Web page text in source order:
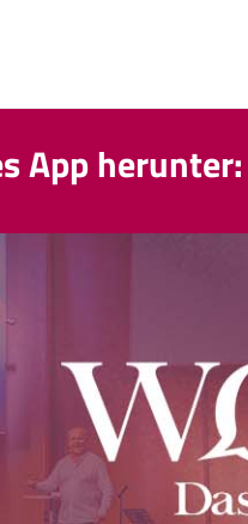
App herunter: